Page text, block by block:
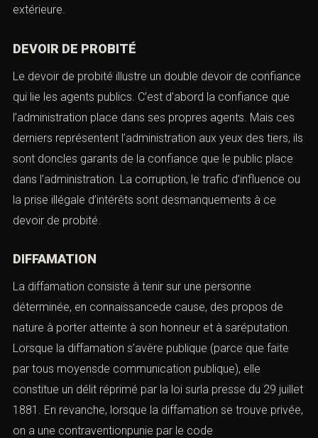
extérieure.
DEVOIR DE PROBITÉ
Le devoir de probité illustre un double devoir de confiance
qui lie les agents publics. C’est d’abord la confiance que
l’administration place dans ses propres agents. Mais ces
derniers représentent l’administration aux yeux des tiers, ils
sont doncles garants de la confiance que le public place
dans l’administration. La corruption, le trafic d’influence ou
la prise illégale d’intérêts sont desmanquements à ce
devoir de probité.
DIFFAMATION
La diffamation consiste à tenir sur une personne
déterminée, en connaissancede cause, des propos de
nature à porter atteinte à son honneur et à saréputation.
Lorsque la diffamation s’avère publique (parce que faite
par tous moyensde communication publique), elle
constitue un délit réprimé par la loi surla presse du 29 juillet
1881. En revanche, lorsque la diffamation se trouve privée,
on a une contraventionpunie par le code